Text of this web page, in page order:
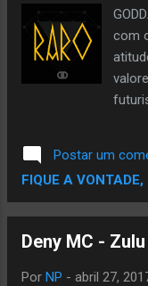
esta
com
com
Postar um
FIQUE A VONTADE,
Deny MC -
Por NP - abril 27,